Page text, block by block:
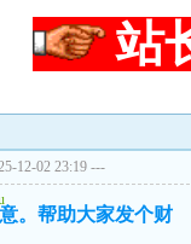
站
12-02 23:19 ---
。帮助大家发个财